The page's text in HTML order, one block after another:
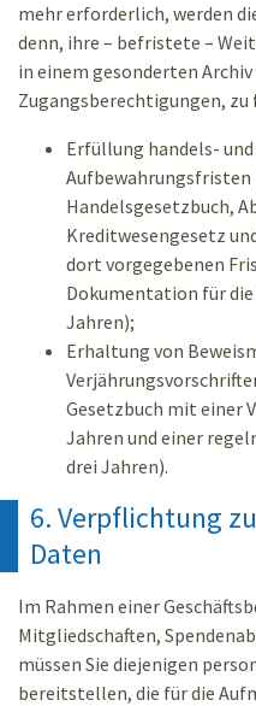
mehr erforderlich, werden
denn, ihre – befristete –
in einem gesonderten
Zugangsberechtigungen,
Erfüllung handels-
Aufbewahrungsfristen
Handelsgesetzbuch,
Kreditwesengesetz
dort vorgegebenen
Dokumentation für die
Jahren);
Erhaltung von
Gesetzbuch mit einer
Jahren und einer
drei Jahren).
6. Verpflichtung
Daten
Im Rahmen einer
Mitgliedschaften,
müssen Sie diejenigen
bereitstellen, die für die